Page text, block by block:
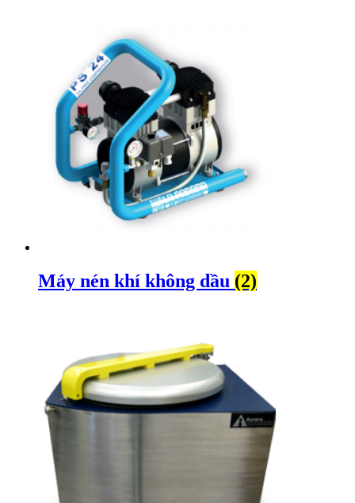
Máy nén khí không dầu (2)